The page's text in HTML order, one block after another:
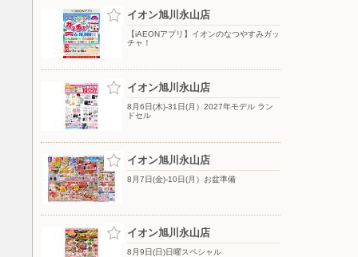
イオン旭川永山店
【iAEONアプリ】イオンのなつやすみガッ
チャ！
イオン旭川永山店
8月6日(木)-31日(月）2027年モデル ラン
ドセル
イオン旭川永山店
8月7日(金)-10日(月）お盆準備
イオン旭川永山店
8月9日(日)日曜スペシャル